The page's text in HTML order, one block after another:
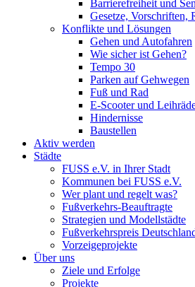
Barrierefreiheit und
Gesetze, Vorschriften,
Konflikte und Lösungen
Gehen und Autofahren
Wie sicher ist Gehen?
Tempo 30
Parken auf Gehwegen
Fuß und Rad
E-Scooter und
Hindernisse
Baustellen
Aktiv werden
Städte
FUSS e.V. in Ihrer Stadt
Kommunen bei FUSS e.V.
Wer plant und regelt was?
Fußverkehrs-Beauftragte
Strategien und Modellstädte
Fußverkehrspreis
Vorzeigeprojekte
Über uns
Ziele und Erfolge
Projekte